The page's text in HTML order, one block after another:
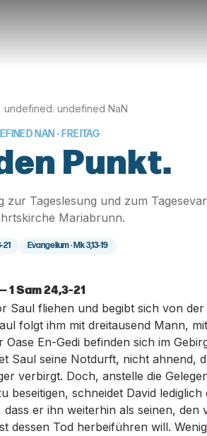
undefined. undefined NaN
NAN · FREITAG
Punkt.
zur Tageslesung und zum
Mariabrunn.
21 Evangelium ·Mk 3,13-19
1 Sam 24,3-21
Saul fliehen und begibt sich von
folgt ihm mit dreitausend Mann,
Oase En-Gedi befinden sich im
Saul seine Notdurft, nicht ahnend,
verbirgt. Doch, anstelle die
beseitigen, schneidet David
dass er ihn weiterhin als seinen,
dessen Tod herbeiführen will.